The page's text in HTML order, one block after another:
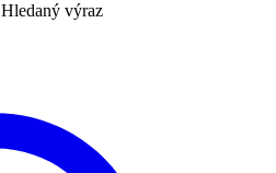
Hledaný výraz